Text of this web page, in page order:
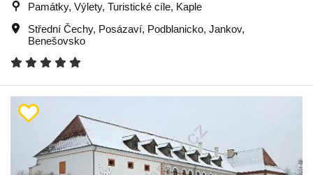
Památky, Výlety, Turistické cíle, Kaple
Střední Čechy, Posázaví, Podblanicko, Jankov,
Benešovsko